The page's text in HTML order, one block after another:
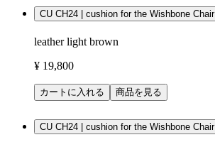
CU CH24 | cushion for the Wishbone Chair
leather light brown
¥ 19,800
カートに入れる 商品を見る
CU CH24 | cushion for the Wishbone Chair